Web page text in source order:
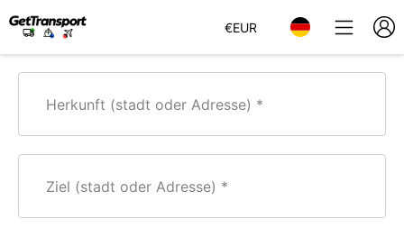
€EUR
Herkunft (stadt oder Adresse)
Ziel (stadt oder Adresse)